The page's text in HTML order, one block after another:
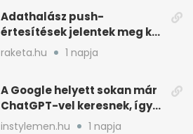
Adathalász push-
értesítések jelentek meg két
Xiaomi gyári böngészőjében
raketa.hu 1 napja
A Google helyett sokan már
ChatGPT-vel keresnek, így
változik a rutin
instylemen.hu 1 napja